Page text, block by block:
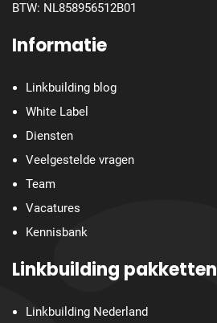
BTW: NL858956512B01
Informatie
Linkbuilding blog
White Label
Diensten
Veelgestelde vragen
Team
Vacatures
Kennisbank
Linkbuilding pakketten
Linkbuilding Nederland